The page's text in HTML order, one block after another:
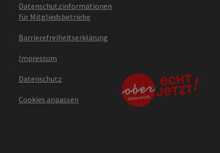
Datenschutzinformationen
für Mitgliedsbetriebe
Barrierefreiheitserklärung
Impressum
Datenschutz
Cookies anpassen